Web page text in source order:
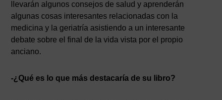
llevarán algunos consejos de salud y aprenderán
algunas cosas interesantes relacionadas con la
medicina y la geriatría asistiendo a un interesante
debate sobre el final de la vida vista por el propio
anciano.
-¿Qué es lo que más destacaría de su libro?